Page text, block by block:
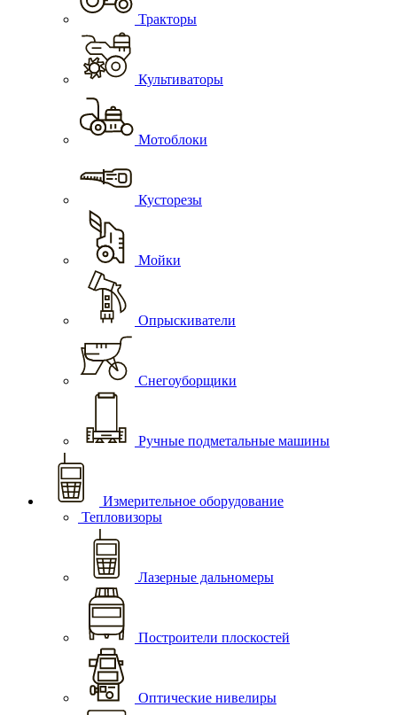
Тракторы
Культиваторы
Мотоблоки
Кусторезы
Мойки
Опрыскиватели
Снегоуборщики
Ручные подметальные машины
Измерительное оборудование
Тепловизоры
Лазерные дальномеры
Построители плоскостей
Оптические нивелиры